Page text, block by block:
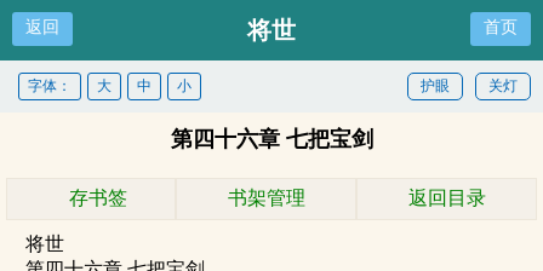
返回 将世 首页
关灯
护眼
字体： 大 中 小
第四十六章 七把宝剑
存书签 书架管理 返回目录
将世